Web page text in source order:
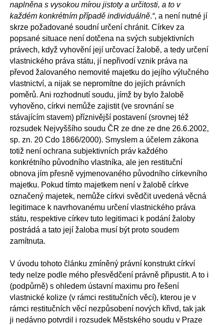
naplněna s vysokou mírou jistoty a určitosti, a to v
každém konkrétním případě individuálně.“, a není nutné jí
skrze požadované soudní určení chránit. Církev za
popsané situace není dotčena na svých subjektivních
právech, když vyhovění její určovací žalobě, a tedy určení
vlastnického práva státu, jí nepřivodí vznik práva na
převod žalovaného nemovité majetku do jejího výlučného
vlastnictví, a nijak se nepromítne do jejích právních
poměrů. Ani rozhodnutí soudu, jímž by bylo žalobě
vyhověno, církvi nemůže zajistit (ve srovnání se
stávajícím stavem) příznivější postavení (srovnej též
rozsudek Nejvyššího soudu ČR ze dne ze dne 26.6.2002,
sp. zn. 20 Cdo 1866/2000). Smyslem a účelem zákona
totiž není ochrana subjektivních práv každého
konkrétního původního vlastníka, ale jen restituční
obnova jím přesně vyjmenovaného původního církevního
majetku. Pokud tímto majetkem není v žalobě církve
označený majetek, nemůže církvi svědčit uvedená věcná
legitimace k navrhovanému určení vlastnického práva
státu, respektive církev tuto legitimaci k podání žaloby
postrádá a tato její žaloba musí být proto soudem
zamítnuta.
V úvodu tohoto článku zmíněný právní konstrukt církví
tedy nelze podle mého přesvědčení právně připustit. A to i
(podpůrně) s ohledem ústavní maximu pro řešení
vlastnické kolize (v rámci restitučních věcí), kterou je v
rámci restitučních věcí nezpůsobení nových křivd, tak jak
ji nedávno potvrdil i rozsudek Městského soudu v Praze